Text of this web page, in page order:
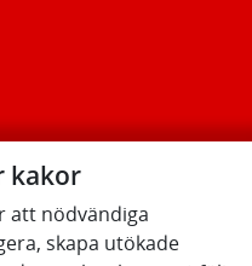
kakor
att nödvändiga
skapa utökade